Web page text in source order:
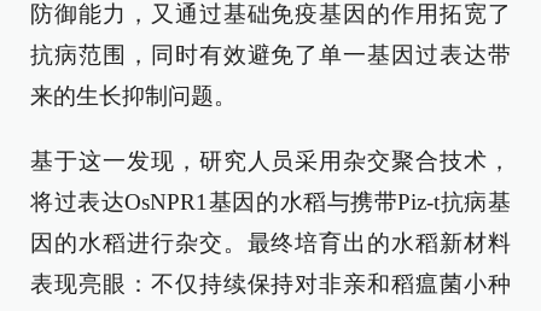
防御能力，又通过基础免疫基因的作用拓宽了
抗病范围，同时有效避免了单一基因过表达带
来的生长抑制问题。
基于这一发现，研究人员采用杂交聚合技术，
将过表达OsNPR1基因的水稻与携带Piz-t抗病基
因的水稻进行杂交。最终培育出的水稻新材料
表现亮眼：不仅持续保持对非亲和稻瘟菌小种